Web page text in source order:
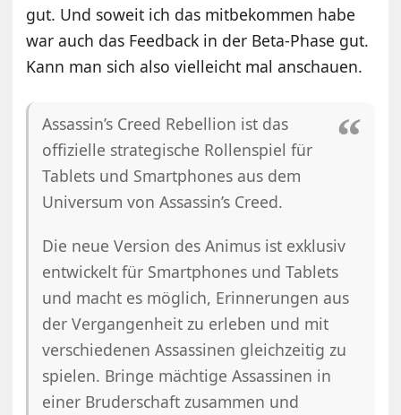
gut. Und soweit ich das mitbekommen habe
war auch das Feedback in der Beta-Phase gut.
Kann man sich also vielleicht mal anschauen.
Assassin’s Creed Rebellion ist das
offizielle strategische Rollenspiel für
Tablets und Smartphones aus dem
Universum von Assassin’s Creed.
Die neue Version des Animus ist exklusiv
entwickelt für Smartphones und Tablets
und macht es möglich, Erinnerungen aus
der Vergangenheit zu erleben und mit
verschiedenen Assassinen gleichzeitig zu
spielen. Bringe mächtige Assassinen in
einer Bruderschaft zusammen und